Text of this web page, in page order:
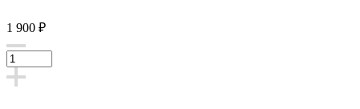
1 900 ₽